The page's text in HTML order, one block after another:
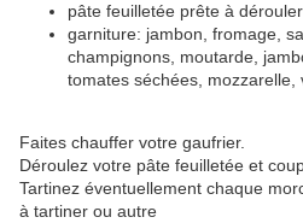
pâte feuilletée prête à dérouler
garniture: jambon, fromage,
champignons, moutarde,
tomates séchées, mozzarelle,
Faites chauffer votre gaufrier.
Déroulez votre pâte feuilletée et
Tartinez éventuellement chaque
à tartiner ou autre